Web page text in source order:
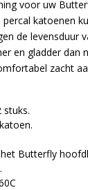
voor uw
katoenen
de levensduur
en gladder dan
zacht
stuks.
Butterfly